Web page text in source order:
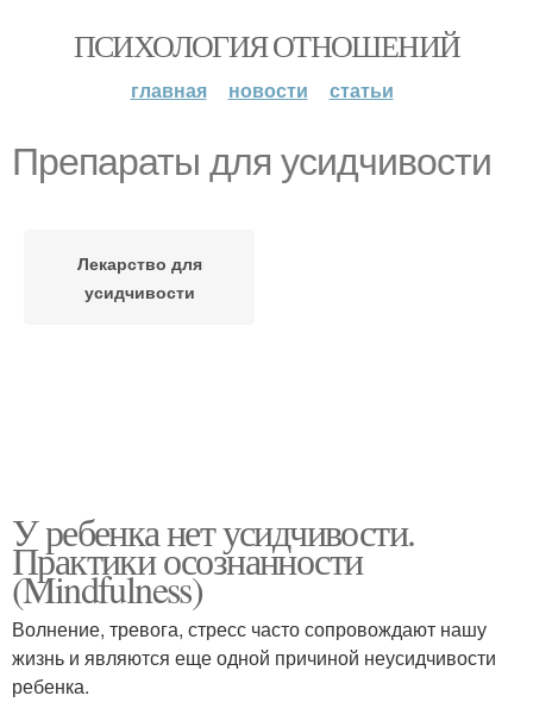
ПСИХОЛОГИЯ ОТНОШЕНИЙ
главная новости статьи
Препараты для усидчивости
Лекарство для
усидчивости
У ребенка нет усидчивости.
Практики осознанности
(Mindfulness)
Волнение, тревога, стресс часто сопровождают нашу
жизнь и являются еще одной причиной неусидчивости
ребенка.